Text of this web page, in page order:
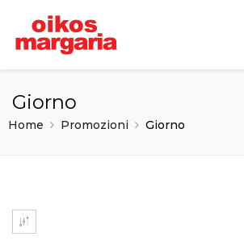
Giorno
Home Promozioni Giorno